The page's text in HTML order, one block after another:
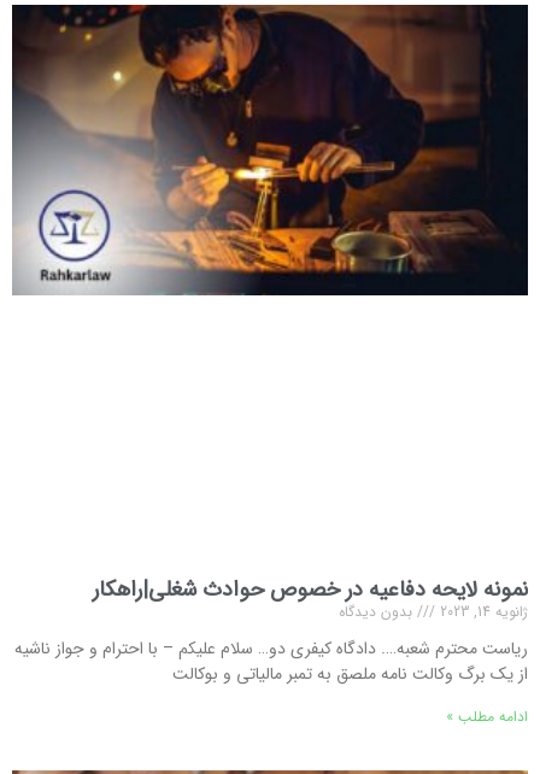
نمونه لایحه دفاعیه در خصوص حوادث شغلی|راهکار
ژانویه 14, 2023 بدون دیدگاه
ریاست محترم شعبه…. دادگاه کیفری دو… سلام علیکم – با احترام و جواز ناشیه
از یک برگ وکالت نامه ملصق به تمبر مالیاتی و بوکالت
ادامه مطلب »